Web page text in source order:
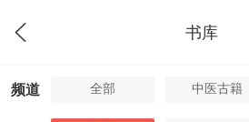
书库
频道 全部 中医古籍